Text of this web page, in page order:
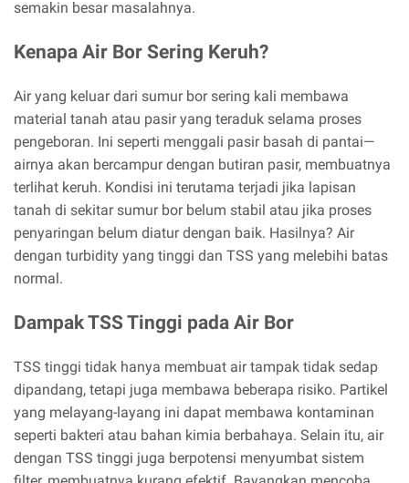
semakin besar masalahnya.
Kenapa Air Bor Sering Keruh?
Air yang keluar dari sumur bor sering kali membawa
material tanah atau pasir yang teraduk selama proses
pengeboran. Ini seperti menggali pasir basah di pantai—
airnya akan bercampur dengan butiran pasir, membuatnya
terlihat keruh. Kondisi ini terutama terjadi jika lapisan
tanah di sekitar sumur bor belum stabil atau jika proses
penyaringan belum diatur dengan baik. Hasilnya? Air
dengan turbidity yang tinggi dan TSS yang melebihi batas
normal.
Dampak TSS Tinggi pada Air Bor
TSS tinggi tidak hanya membuat air tampak tidak sedap
dipandang, tetapi juga membawa beberapa risiko. Partikel
yang melayang-layang ini dapat membawa kontaminan
seperti bakteri atau bahan kimia berbahaya. Selain itu, air
dengan TSS tinggi juga berpotensi menyumbat sistem